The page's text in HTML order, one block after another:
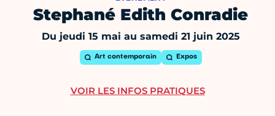
Stephané Edith Conradie
Du jeudi 15 mai au samedi 21 juin 2025
Art contemporain Expos
VOIR LES INFOS PRATIQUES